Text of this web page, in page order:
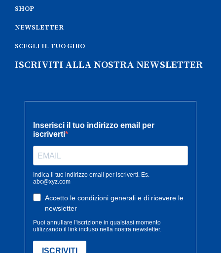
SHOP
NEWSLETTER
SCEGLI IL TUO GIRO
ISCRIVITI ALLA NOSTRA NEWSLETTER